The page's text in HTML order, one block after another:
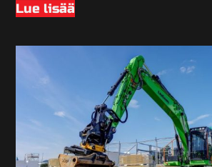
Lue lisää